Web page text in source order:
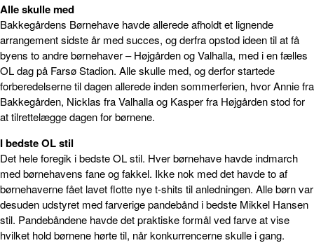
Alle skulle med
Bakkegårdens Børnehave havde allerede afholdt et lignende
arrangement sidste år med succes, og derfra opstod ideen til at få
byens to andre børnehaver – Højgården og Valhalla, med i en fælles
OL dag på Farsø Stadion. Alle skulle med, og derfor startede
forberedelserne til dagen allerede inden sommerferien, hvor Annie fra
Bakkegården, Nicklas fra Valhalla og Kasper fra Højgården stod for
at tilrettelægge dagen for børnene.
I bedste OL stil
Det hele foregik i bedste OL stil. Hver børnehave havde indmarch
med børnehavens fane og fakkel. Ikke nok med det havde to af
børnehaverne fået lavet flotte nye t-shits til anledningen. Alle børn var
desuden udstyret med farverige pandebånd i bedste Mikkel Hansen
stil. Pandebåndene havde det praktiske formål ved farve at vise
hvilket hold børnene hørte til, når konkurrencerne skulle i gang.